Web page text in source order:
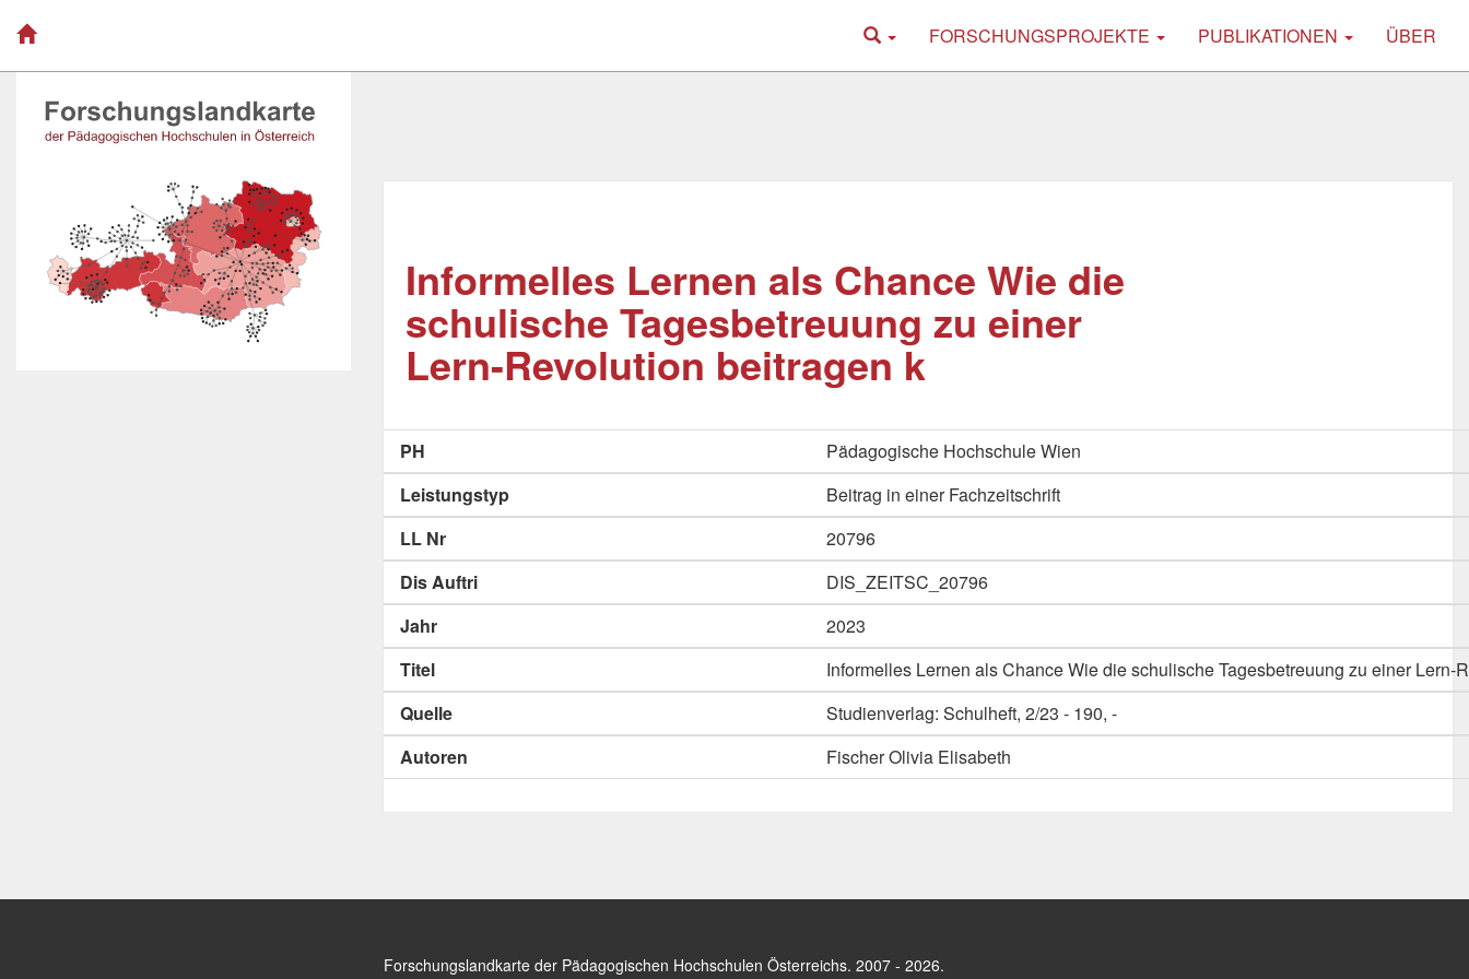
FORSCHUNGSPROJEKTE PUBLIKATIONEN ÜBER
Informelles Lernen als Chance Wie die
schulische Tagesbetreuung zu einer
Lern-Revolution beitragen k
PH
Pädagogische Hochschule Wien
Leistungstyp
Beitrag in einer Fachzeitschrift
LL Nr
20796
Dis Auftri
DIS_ZEITSC_20796
Jahr
2023
Titel
Informelles Lernen als Chance Wie die schulische Tagesbetreuung zu einer Lern-
Quelle
Studienverlag: Schulheft, 2/23 - 190, -
Autoren
Fischer Olivia Elisabeth
Forschungslandkarte der Pädagogischen Hochschulen Österreichs. 2007 - 2026.